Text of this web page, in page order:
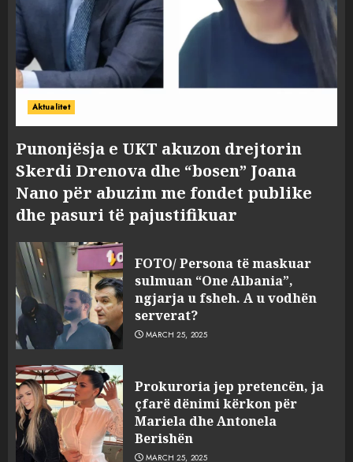
Aktualitet
Punonjësja e UKT akuzon drejtorin
Skerdi Drenova dhe “bosen” Joana
Nano për abuzim me fondet publike
dhe pasuri të pajustifikuar
FOTO/ Persona të maskuar
sulmuan “One Albania”,
ngjarja u fsheh. A u vodhën
serverat?
MARCH 25, 2025
Prokuroria jep pretencën, ja
çfarë dënimi kërkon për
Mariela dhe Antonela
Berishën
MARCH 25, 2025